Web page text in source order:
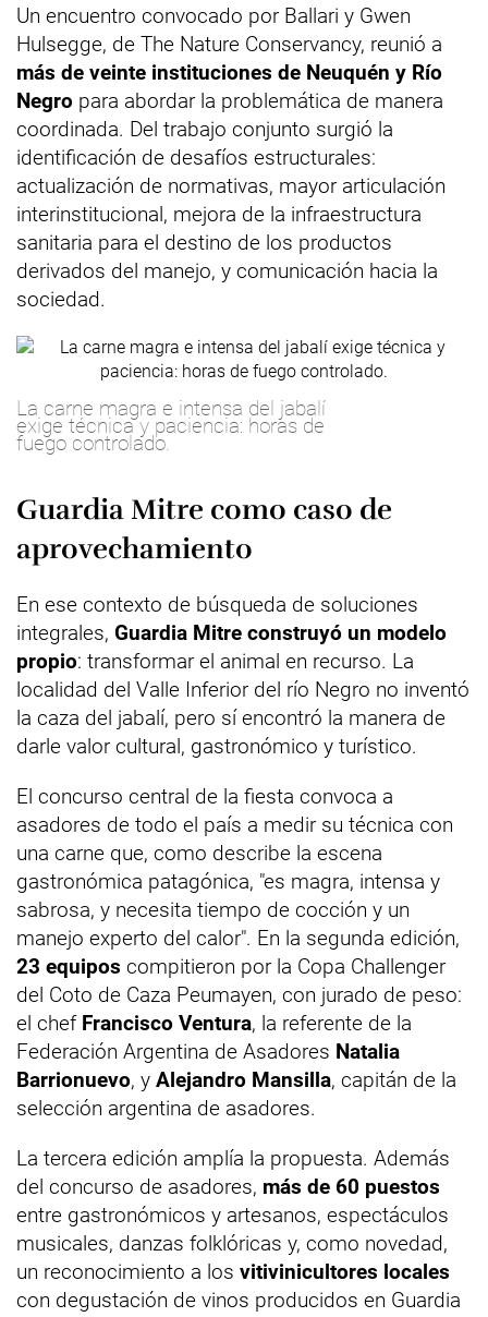
Un encuentro convocado por Ballari y Gwen
Hulsegge, de The Nature Conservancy, reunió a
más de veinte instituciones de Neuquén y Río
Negro para abordar la problemática de manera
coordinada. Del trabajo conjunto surgió la
identificación de desafíos estructurales:
actualización de normativas, mayor articulación
interinstitucional, mejora de la infraestructura
sanitaria para el destino de los productos
derivados del manejo, y comunicación hacia la
sociedad.
La carne magra e intensa del jabalí
exige técnica y paciencia: horas de
fuego controlado.
Guardia Mitre como caso de
aprovechamiento
En ese contexto de búsqueda de soluciones
integrales, Guardia Mitre construyó un modelo
propio: transformar el animal en recurso. La
localidad del Valle Inferior del río Negro no inventó
la caza del jabalí, pero sí encontró la manera de
darle valor cultural, gastronómico y turístico.
El concurso central de la fiesta convoca a
asadores de todo el país a medir su técnica con
una carne que, como describe la escena
gastronómica patagónica, "es magra, intensa y
sabrosa, y necesita tiempo de cocción y un
manejo experto del calor". En la segunda edición,
23 equipos compitieron por la Copa Challenger
del Coto de Caza Peumayen, con jurado de peso:
el chef Francisco Ventura, la referente de la
Federación Argentina de Asadores Natalia
Barrionuevo, y Alejandro Mansilla, capitán de la
selección argentina de asadores.
La tercera edición amplía la propuesta. Además
del concurso de asadores, más de 60 puestos
entre gastronómicos y artesanos, espectáculos
musicales, danzas folklóricas y, como novedad,
un reconocimiento a los vitivinicultores locales
con degustación de vinos producidos en Guardia